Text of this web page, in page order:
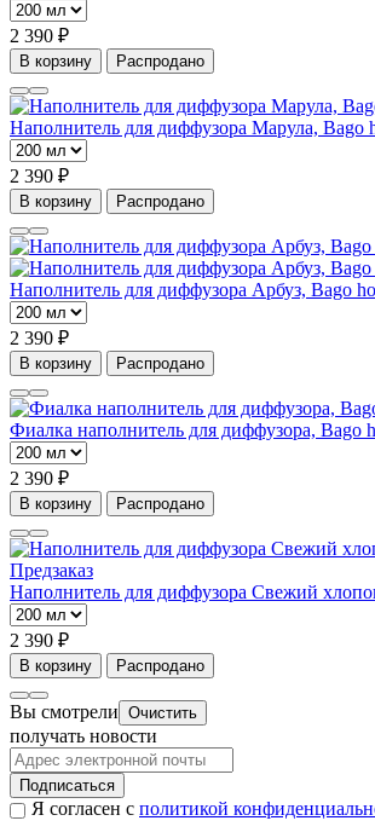
2 390 ₽
В корзину Распродано
Наполнитель для диффузора Марула, Bago
2 390 ₽
В корзину Распродано
Наполнитель для диффузора Арбуз, Bago
2 390 ₽
В корзину Распродано
Фиалка наполнитель для диффузора, Bago
2 390 ₽
В корзину Распродано
Предзаказ
Наполнитель для диффузора Свежий
2 390 ₽
В корзину Распродано
Вы смотрели Очистить
получать новости
Подписаться
Я согласен с политикой